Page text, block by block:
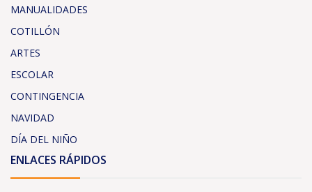
MANUALIDADES
COTILLÓN
ARTES
ESCOLAR
CONTINGENCIA
NAVIDAD
DÍA DEL NIÑO
ENLACES RÁPIDOS